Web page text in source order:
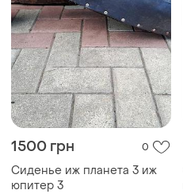
1500 грн 0
Сиденье иж планета 3 иж
юпитер 3